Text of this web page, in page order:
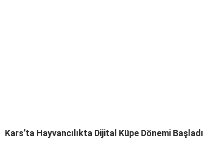
Kars’ta Hayvancılıkta Dijital Küpe Dönemi Başladı